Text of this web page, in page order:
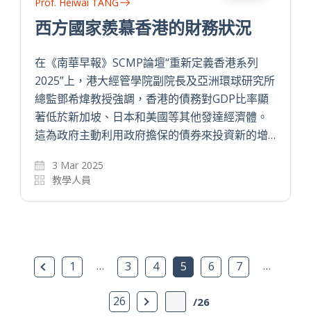
Prof. Heiwai TANG
西方國家羨慕香港的財務狀況
在《南華早報》SCMP論壇“重新定義香港系列
2025”上，港大經管學院副院長及亞洲環球研究所
總監鄧希煒教授強調，香港的債務對GDP比率顯
著低於新加坡、日本和美國等其他發達經濟體。
這為政府主動利用政府擔保的債券來投資新的增…
3 Mar 2025
教學人員
上一頁1 … 3 4 5 6 7 …
26 下一頁 /26